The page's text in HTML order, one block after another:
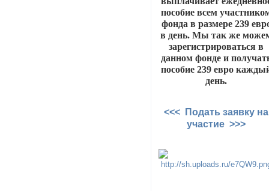
пособие всем
фонда в размере 239
в день. Мы так же
зарегистрироваться в
данном фонде и
пособие 239 евро
день.
<<< Подать заявку на
участие >>>